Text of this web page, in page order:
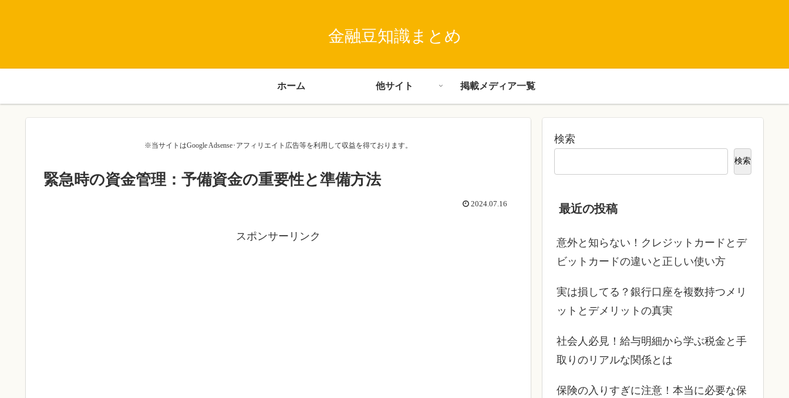
金融豆知識まとめ
ホーム 他サイト 掲載メディア一覧
※当サイトはGoogle Adsense･アフィリエイト広告等を利用して収益を得ております。
緊急時の資金管理：予備資金の重要性と準備方法
2024.07.16
スポンサーリンク
検索
検索
最近の投稿
意外と知らない！クレジットカードとデ
ビットカードの違いと正しい使い方
実は損してる？銀行口座を複数持つメリ
ットとデメリットの真実
社会人必見！給与明細から学ぶ税金と手
取りのリアルな関係とは
保険の入りすぎに注意！本当に必要な保